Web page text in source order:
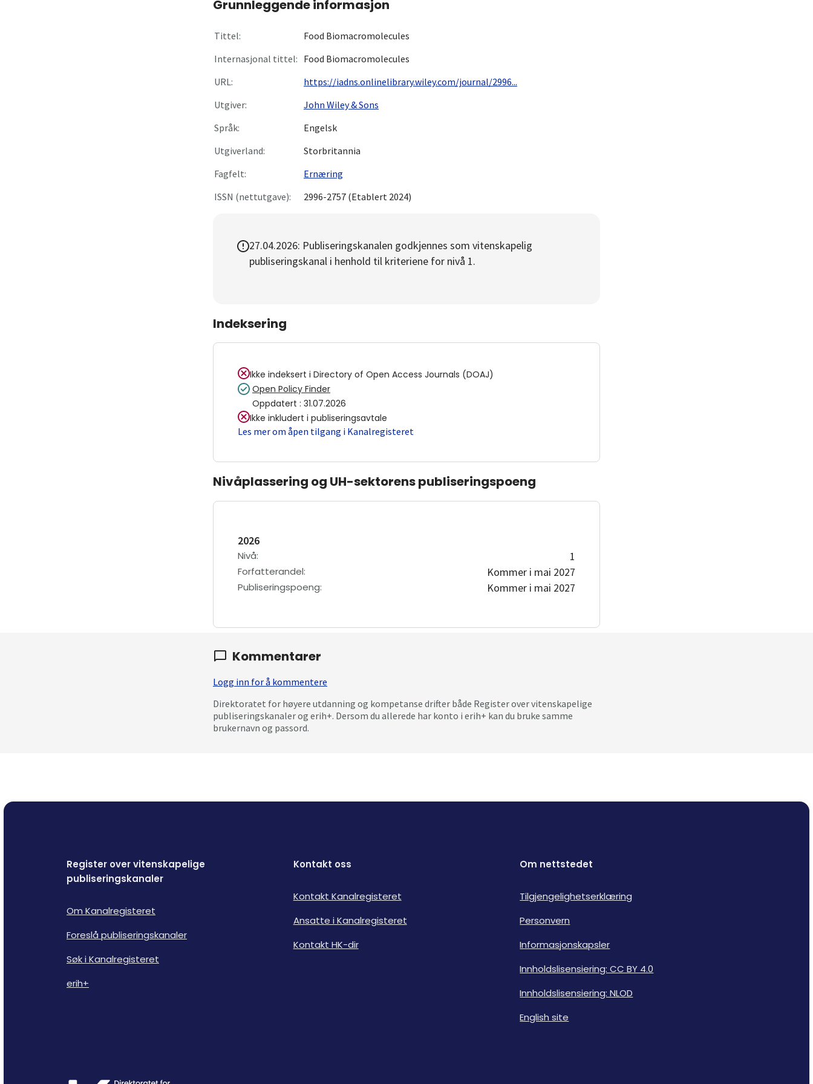
Grunnleggende informasjon
Tittel:
Food Biomacromolecules
Internasjonal tittel: Food Biomacromolecules
URL:
https://iadns.onlinelibrary.wiley.com/journal/2996...
Utgiver:
John Wiley & Sons
Språk:
Engelsk
Utgiverland:
Storbritannia
Fagfelt:
Ernæring
ISSN (nettutgave):
2996-2757 (Etablert 2024)
27.04.2026: Publiseringskanalen godkjennes som vitenskapelig
publiseringskanal i henhold til kriteriene for nivå 1.
Indeksering
Ikke indeksert i Directory of Open Access Journals (DOAJ)
Open Policy Finder
Oppdatert : 31.07.2026
Ikke inkludert i publiseringsavtale
Les mer om åpen tilgang i Kanalregisteret
Nivåplassering og UH-sektorens publiseringspoeng
2026
Nivå: 1
Forfatterandel: Kommer i mai 2027
Publiseringspoeng: Kommer i mai 2027
Kommentarer
Logg inn for å kommentere
Direktoratet for høyere utdanning og kompetanse drifter både Register over vitenskapelige
publiseringskanaler og erih+. Dersom du allerede har konto i erih+ kan du bruke samme
brukernavn og passord.
Register over vitenskapelige
publiseringskanaler
Om Kanalregisteret
Foreslå publiseringskanaler
Søk i Kanalregisteret
erih+
Kontakt oss
Kontakt Kanalregisteret
Ansatte i Kanalregisteret
Kontakt HK-dir
Om nettstedet
Tilgjengelighetserklæring
Personvern
Informasjonskapsler
Innholdslisensiering: CC BY 4.0
Innholdslisensiering: NLOD
English site